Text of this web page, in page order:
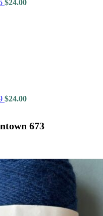
$24.00
$24.00
673